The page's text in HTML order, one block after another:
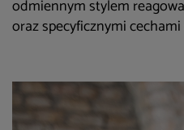
odmiennym stylem
oraz specyficznymi